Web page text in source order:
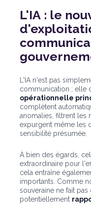
L'IA : le
L'IA n'est pas
communication ; elle
opérationnelle
complètent
anomalies, filtrent les
expurgent même les
sensibilité présumée.
À bien des égards,
extraordinaire pour
cela entraîne
importants. Comme
souveraine ne fait
potentiellement